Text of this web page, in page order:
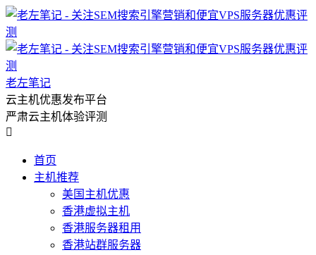
老左笔记
云主机优惠发布平台
严肃云主机体验评测

首页
主机推荐
美国主机优惠
香港虚拟主机
香港服务器租用
香港站群服务器